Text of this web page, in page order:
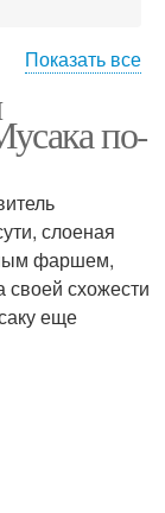
мусака
с кабачками
Показать все
по-
слоеная
фаршем,
схожести
еще